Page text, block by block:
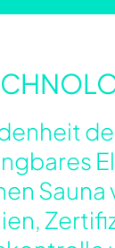
Sauna